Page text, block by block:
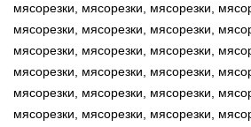
мясорезки, мясорезки, мясорезки,
мясорезки, мясорезки, мясорезки,
мясорезки, мясорезки, мясорезки,
мясорезки, мясорезки, мясорезки,
мясорезки, мясорезки, мясорезки,
мясорезки, мясорезки, мясорезки,